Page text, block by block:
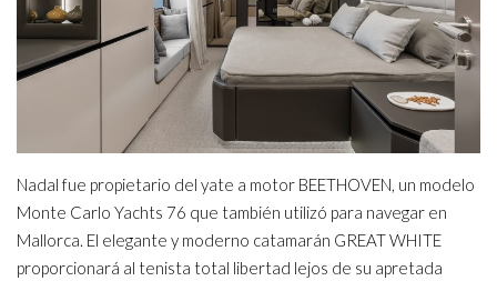
Nadal fue propietario del yate a motor BEETHOVEN, un modelo
Monte Carlo Yachts 76 que también utilizó para navegar en
Mallorca. El elegante y moderno catamarán GREAT WHITE
proporcionará al tenista total libertad lejos de su apretada